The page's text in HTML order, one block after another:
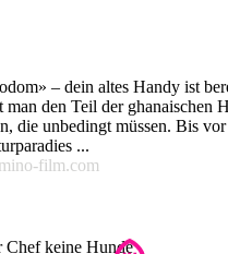
– dein altes Handy ist
man den Teil der ghanaischen
die unbedingt müssen. Bis
...
film.com
Chef keine Hunde